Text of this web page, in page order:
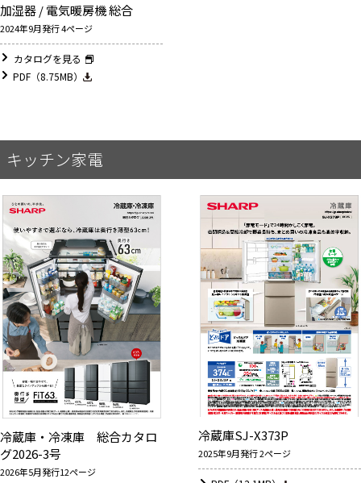
加湿器 / 電気暖房機 総合
2024年9月発行 4ページ
カタログを見る
PDF（8.75MB）
キッチン家電
冷蔵庫・冷凍庫 総合カタロ
グ2026-3号
2026年5月発行12ページ
冷蔵庫SJ-X373P
2025年9月発行 2ページ